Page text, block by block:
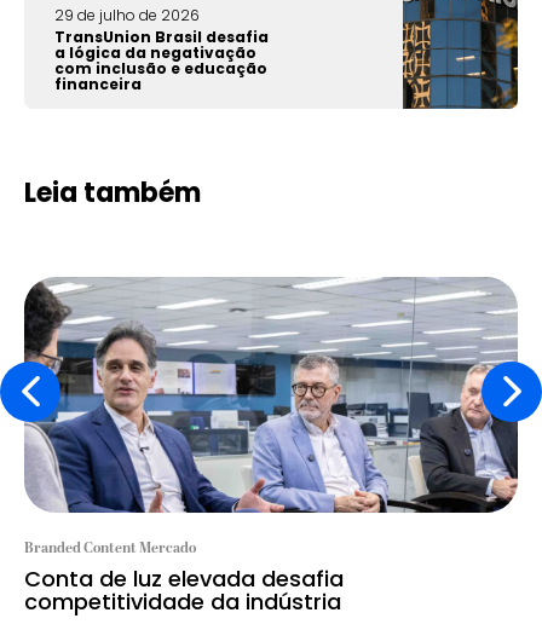
29 de julho de 2026
TransUnion Brasil desafia
a lógica da negativação
com inclusão e educação
financeira
Leia também
Branded Content Mercado
Conta de luz elevada desafia
competitividade da indústria